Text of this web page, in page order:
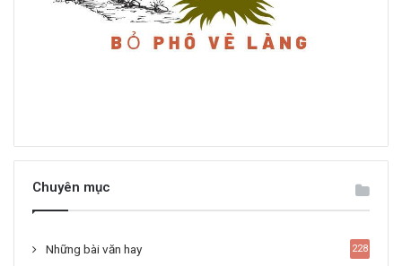
Chuyên mục
Những bài văn hay 228